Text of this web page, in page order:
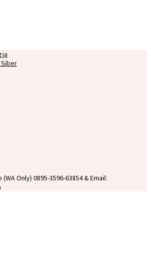
Only) 0895-3596-63854 & Email: